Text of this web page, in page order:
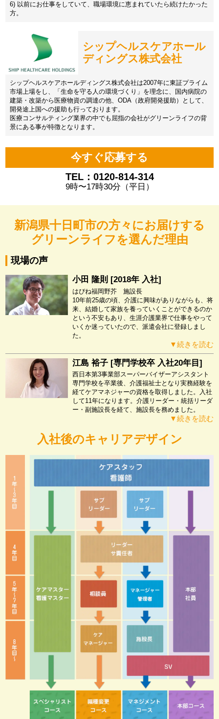
6) 以前にお仕事をしていて、職場環境に恵まれていたら続けたかった
方。
シップヘルスケアホール
ディングス株式会社
シップヘルスケアホールディングス株式会社は2007年に東証プライム
市場上場をし、「生命を守る人の環境づくり」を理念に、国内病院の
建築・改築から医療物資の調達の他、ODA（政府開発援助）として、
開発途上国への援助も行っております。
医療コンサルティング業界の中でも屈指の会社がグリーンライフの背
景にある事が特徴となります。
今すぐ応募する
TEL：0120-814-314
9時〜17時30分（平日）
新潟県十日町市の方々にお届けする
グリーンライフを選んだ理由
現場の声
小田 隆則 [2018年 入社]
はぴね福岡野芥 施設長
10年前25歳の頃、介護に興味がありながらも、将
来、結婚して家族を養っていくことができるのか
という不安もあり、生涯介護業界で仕事をやって
いくか迷っていたので、派遣会社に登録しまし
た。
▼続きを読む
江島 裕子 [専門学校卒 入社20年目]
西日本第3事業部スーパーバイザーアシスタント
専門学校を卒業後、介護福祉士となり実務経験を
経てケアマネジャーの資格を取得しました。入社
して11年になります。介護リーダー・統括リーダ
ー・副施設長を経て、施設長を務めました。
▼続きを読む
入社後のキャリアデザイン